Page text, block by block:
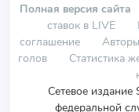
Полная версия сайта
ставок в LIVE
соглашение
Авторы
голов
Статистика
Сетевое издание
федеральной